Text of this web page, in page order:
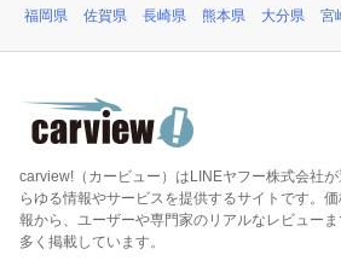
福岡県
佐賀県 長崎県 熊本県 大分県 宮
carview!（カービュー）はLINEヤフー株式会社
らゆる情報やサービスを提供するサイトです。
報から、ユーザーや専門家のリアルなレビュー
多く掲載しています。